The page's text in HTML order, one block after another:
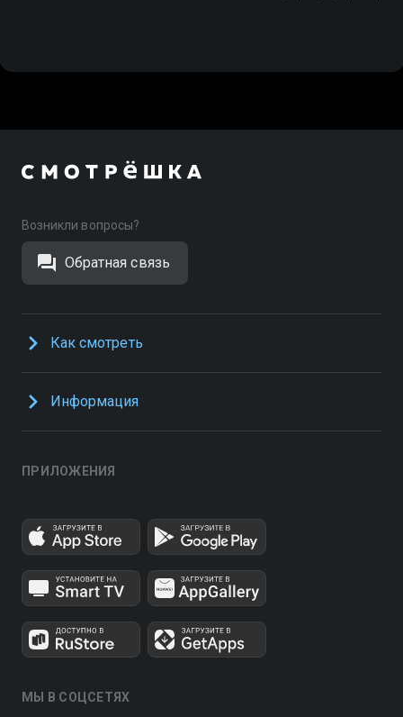
Возникли вопросы?
Обратная связь
Как смотреть
Информация
ПРИЛОЖЕНИЯ
МЫ В СОЦСЕТЯХ